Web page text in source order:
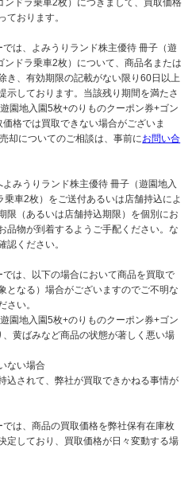
ンドラ乗車2枚）につきまして、買取価格
ております。
は、よみうりランド株主優待 冊子（遊
ドラ乗車2枚）について、商品名または
き、有効期限の記載がない限り60日以上
示しております。当該残り期間を満たさ
園地入園5枚+のりものクーポン券+ゴン
格では買取できない場合がございま
却についてのご相談は、事前にお問い合
みうりランド株主優待 冊子（遊園地入
車2枚）をご送付あるいは店舗持込によ
限（あるいは店舗持込期限）を個別にお
品物が到着するようご手配ください。な
認ください。
は、以下の場合において商品を買取で
となる）場合がございますのでご不明な
さい。
園地入園5枚+のりものクーポン券+ゴン
黄ばみなど商品の状態が著しく悪い場
ない場合
込されて、弊社が買取できかねる事情が
は、商品の買取価格を弊社保有在庫枚
定しており、買取価格が日々変動する場